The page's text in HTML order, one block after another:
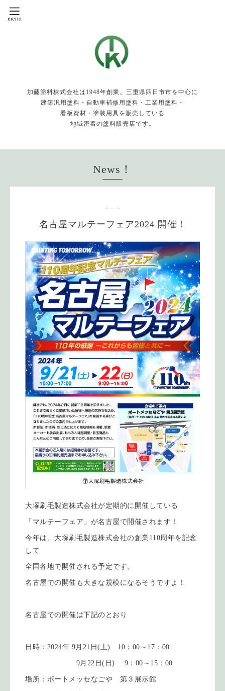
加藤塗料株式会社は1948年創業。三重県四日市市を中心に
建築汎用塗料・自動車補修用塗料・工業用塗料・
看板資材・塗装用具を販売している
地域密着の塗料販売店です。
News！
名古屋マルテーフェア2024 開催！
大塚刷毛製造株式会社が定期的に開催している
「マルテーフェア」が名古屋で開催されます！
今年は、大塚刷毛製造株式会社の創業110周年を記念
して
全国各地で開催される予定です。
名古屋での開催も大きな規模になるそうですよ！
名古屋での開催は下記のとおり
日時：2024年 9月21日(土) 10：00～17：00
9月22日(日) 9：00～15：00
場所：ポートメッセなごや 第３展示館